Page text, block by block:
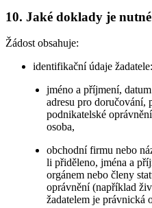
10. Jaké doklady je
Žádost obsahuje:
identifikační údaje žadatele:
jméno a příjmení,
adresu pro doručování,
podnikatelské
osoba,
obchodní firmu nebo
li přiděleno, jména a
orgánem nebo členy
oprávnění (například
žadatelem je právnická